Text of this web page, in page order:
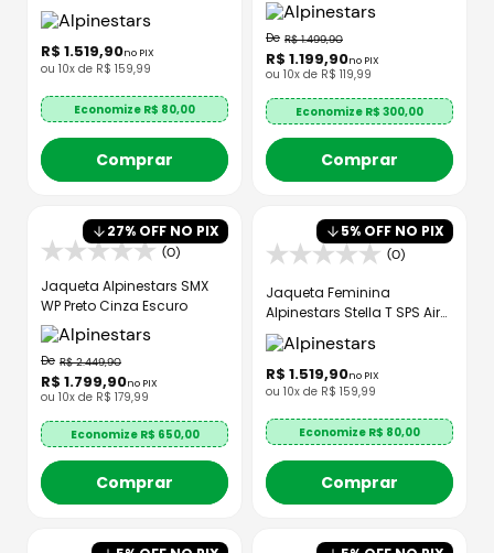
R$ 1.519,90no PIX
ou 10x de R$ 159,99
Economize R$ 80,00
Comprar
R$ 1.499,90
R$ 1.199,90no PIX
ou 10x de R$ 119,99
Economize R$ 300,00
Comprar
27% OFF NO PIX
(0)
Jaqueta Alpinestars SMX
WP Preto Cinza Escuro
R$ 2.449,90
R$ 1.799,90no PIX
ou 10x de R$ 179,99
Economize R$ 650,00
Comprar
5% OFF NO PIX
(0)
Jaqueta Feminina
Alpinestars Stella T SPS Air
V2
R$ 1.519,90no PIX
ou 10x de R$ 159,99
Economize R$ 80,00
Comprar